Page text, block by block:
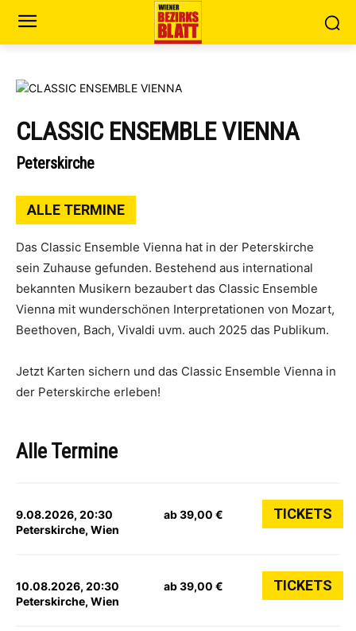
CLASSIC ENSEMBLE VIENNA
Peterskirche
ALLE TERMINE
Das Classic Ensemble Vienna hat in der Peterskirche
sein Zuhause gefunden. Bestehend aus international
bekannten Musikern bezaubert das Classic Ensemble
Vienna mit wunderschönen Interpretationen von Mozart,
Beethoven, Bach, Vivaldi uvm. auch 2025 das Publikum.
Jetzt Karten sichern und das Classic Ensemble Vienna in
der Peterskirche erleben!
Alle Termine
9.08.2026, 20:30
Peterskirche, Wien
ab 39,00 € TICKETS
10.08.2026, 20:30
Peterskirche, Wien
ab 39,00 € TICKETS